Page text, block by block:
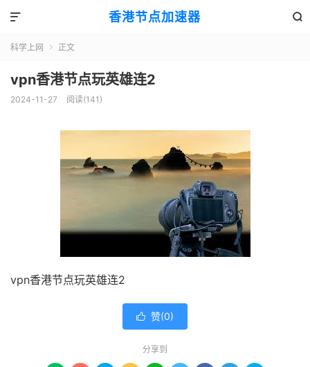
香港节点加速器 

科学上网  正文
vpn香港节点玩英雄连2
2024-11-27 阅读(141)
vpn香港节点玩英雄连2
 赞(0)
分享到